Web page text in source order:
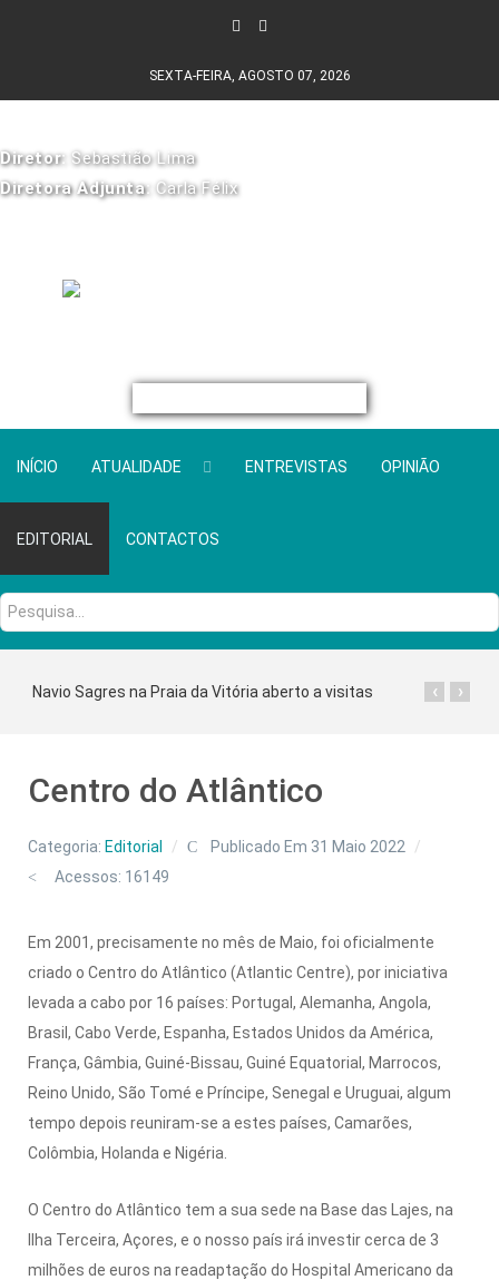
SEXTA-FEIRA, AGOSTO 07, 2026
Diretor: Sebastião Lima
Diretora Adjunta: Carla Félix
INÍCIO ATUALIDADE ENTREVISTAS OPINIÃO
EDITORIAL CONTACTOS
Pesquisa...
Navio Sagres na Praia da Vitória aberto a visitas ›
‹
Centro do Atlântico
Categoria: Editorial
Publicado Em 31 Maio 2022
Acessos: 16149
Em 2001, precisamente no mês de Maio, foi oficialmente
criado o Centro do Atlântico (Atlantic Centre), por iniciativa
levada a cabo por 16 países: Portugal, Alemanha, Angola,
Brasil, Cabo Verde, Espanha, Estados Unidos da América,
França, Gâmbia, Guiné-Bissau, Guiné Equatorial, Marrocos,
Reino Unido, São Tomé e Príncipe, Senegal e Uruguai, algum
tempo depois reuniram-se a estes países, Camarões,
Colômbia, Holanda e Nigéria.
O Centro do Atlântico tem a sua sede na Base das Lajes, na
Ilha Terceira, Açores, e o nosso país irá investir cerca de 3
milhões de euros na readaptação do Hospital Americano da